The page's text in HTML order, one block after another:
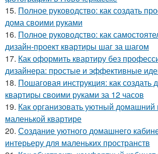
15. Полное руководство: как создать
дома своими руками
16. Полное руководство: как
дизайн-проект квартиры шаг за шагом
17. Как оформить квартиру без
дизайнера: простые и эффективные
18. Пошаговая инструкция: как создать
квартиры своими руками за 12 часов
19. Как организовать уютный домашний
маленькой квартире
20. Создание уютного домашнего
интерьеру для маленьких пространств